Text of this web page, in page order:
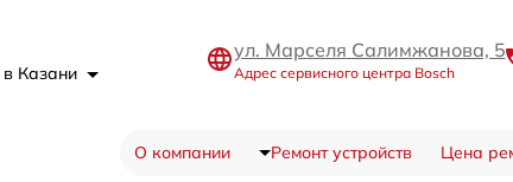
в Казани
ул. Марселя Салимжанова, 5
Адрес сервисного центра Bosch
О компании Ремонт устройств Цена